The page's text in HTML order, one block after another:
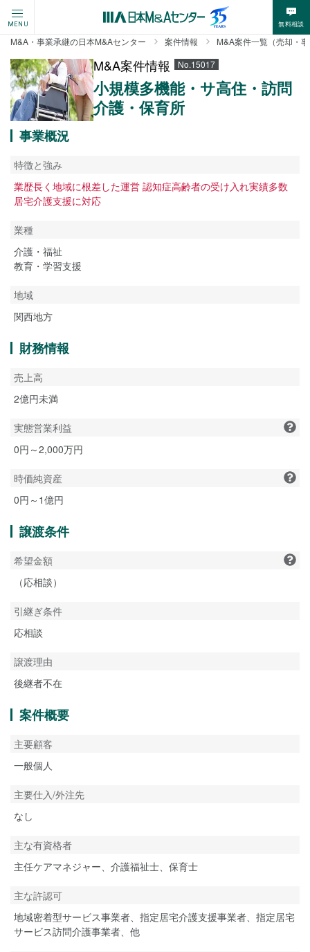
MENU 無料相談
M&A・事業承継の日本M&Aセンター 案件情報 M&A案件一覧（売却・
M&A案件情報 No.15017
小規模多機能・サ高住・訪問
介護・保育所
事業概況
特徴と強み
業歴長く地域に根差した運営 認知症高齢者の受け入れ実績多数
居宅介護支援に対応
業種
介護・福祉
教育・学習支援
地域
関西地方
財務情報
売上高
2億円未満
実態営業利益
0円～2,000万円
時価純資産
0円～1億円
譲渡条件
希望金額
（応相談）
引継ぎ条件
応相談
譲渡理由
後継者不在
案件概要
主要顧客
一般個人
主要仕入/外注先
なし
主な有資格者
主任ケアマネジャー、介護福祉士、保育士
主な許認可
地域密着型サービス事業者、指定居宅介護支援事業者、指定居宅
サービス訪問介護事業者、他